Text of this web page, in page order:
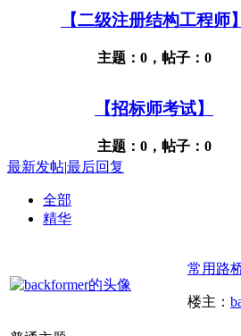
【二级注册结构工程师】
主题：0，帖子：0
【招标师考试】
主题：0，帖子：0
最新发帖|最后回复
全部
精华
常用路
楼主：